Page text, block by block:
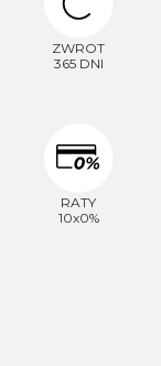
ZWROT
365 DNI
RATY
10x0%